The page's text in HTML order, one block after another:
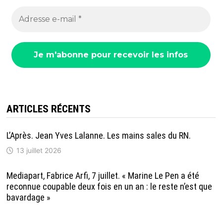
ARTICLES RÉCENTS
L’Après. Jean Yves Lalanne. Les mains sales du RN.
13 juillet 2026
Mediapart, Fabrice Arfi, 7 juillet. « Marine Le Pen a été
reconnue coupable deux fois en un an : le reste n’est que
bavardage »